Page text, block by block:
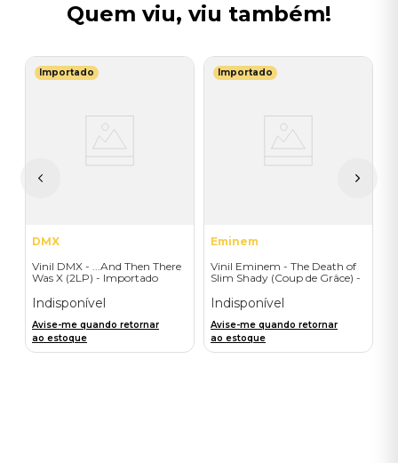
Quem viu, viu também!
Importado
DMX
Vinil DMX - ...And Then There
Was X (2LP) - Importado
Indisponível
Avise-me quando retornar
ao estoque
Importado
Eminem
Vinil Eminem - The Death of
Slim Shady (Coup de Grâce) -
Indisponível
Avise-me quando retornar
ao estoque